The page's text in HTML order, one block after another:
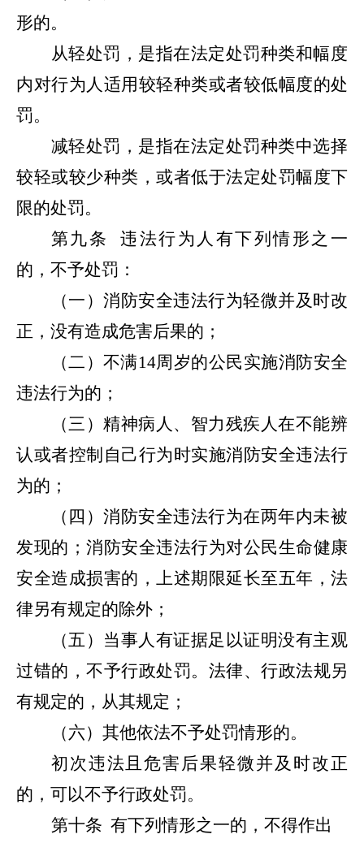
形的。
从轻处罚，是指在法定处罚种类和幅度
内对行为人适用较轻种类或者较低幅度的处
罚。
减轻处罚，是指在法定处罚种类中选择
较轻或较少种类，或者低于法定处罚幅度下
限的处罚。
第九条
违法行为人有下列情形之一
的，不予处罚：
（一）消防安全违法行为轻微并及时改
正，没有造成危害后果的；
（二）不满14周岁的公民实施消防安全
违法行为的；
（三）精神病人、智力残疾人在不能辨
认或者控制自己行为时实施消防安全违法行
为的；
（四）消防安全违法行为在两年内未被
发现的；消防安全违法行为对公民生命健康
安全造成损害的，上述期限延长至五年，法
律另有规定的除外；
（五）当事人有证据足以证明没有主观
过错的，不予行政处罚。法律、行政法规另
有规定的，从其规定；
（六）其他依法不予处罚情形的。
初次违法且危害后果轻微并及时改正
的，可以不予行政处罚。
第十条 有下列情形之一的，不得作出